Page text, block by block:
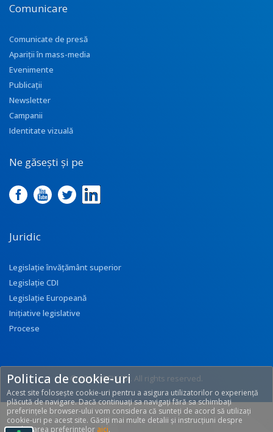
Comunicare
Comunicate de presă
Apariţii în mass-media
Evenimente
Publicații
Newsletter
Campanii
Identitate vizuală
Ne găsești și pe
Juridic
Legislație învățământ superior
Legislație CDI
Legislație Europeană
Inițiative legislative
Procese
© 2017 UEFISCDI. All rights reserved.
[T: 0.3117, O: 92]
Politica de cookie-uri
Acest site folosește cookie-uri pentru a asigura utilizatorilor o experiență
plăcută de navigare. Dacă continuați sa navigați fără sa schimbați
preferințele browser-ului vom considera că sunteți de acord să utilizați
cookie-uri pe acest site. Găsiți mai multe detalii și instrucțiuni despre
modificarea preferințelor aici.